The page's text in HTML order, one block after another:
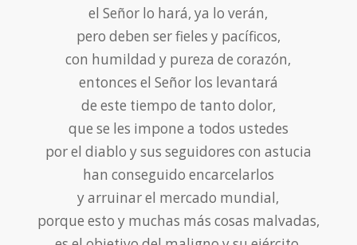
el Señor lo hará, ya lo verán,
pero deben ser fieles y pacíficos,
con humildad y pureza de corazón,
entonces el Señor los levantará
de este tiempo de tanto dolor,
que se les impone a todos ustedes
por el diablo y sus seguidores con astucia
han conseguido encarcelarlos
y arruinar el mercado mundial,
porque esto y muchas más cosas malvadas,